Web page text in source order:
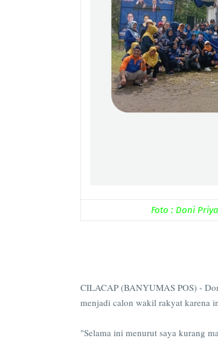
Foto : Doni
CILACAP (BANYUMAS POS) -
menjadi calon wakil rakyat karena
"Selama ini menurut saya kurang